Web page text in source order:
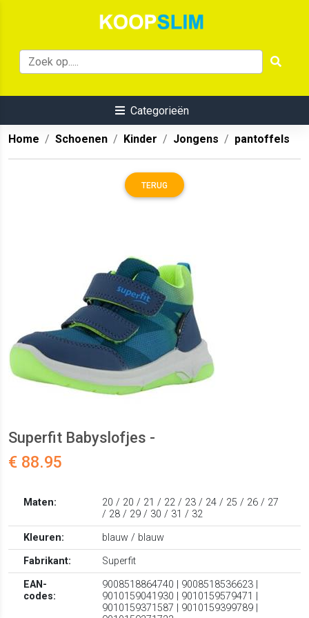
Categorieën
Home Schoenen Kinder Jongens pantoffels
TERUG
Superfit Babyslofjes -
€ 88.95
Maten:
20 / 20 / 21 / 22 / 23 / 24 / 25 / 26 / 27
/ 28 / 29 / 30 / 31 / 32
Kleuren:
blauw / blauw
Fabrikant:
Superfit
EAN-
codes:
9008518864740 | 9008518536623 |
9010159041930 | 9010159579471 |
9010159371587 | 9010159399789 |